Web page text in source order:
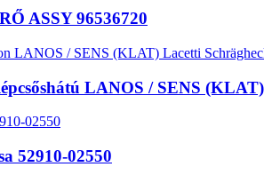
ASSY 96536720
LANOS / SENS
52910-02550